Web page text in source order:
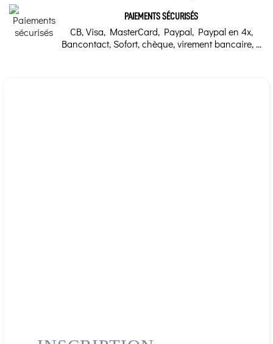
PAIEMENTS SÉCURISÉS
CB, Visa, MasterCard, Paypal, Paypal en 4x,
Bancontact, Sofort, chèque, virement bancaire, ...